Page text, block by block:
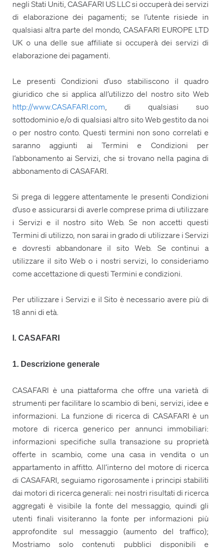
negli Stati Uniti, CASAFARI US LLC si occuperà dei servizi
di elaborazione dei pagamenti; se l’utente risiede in
qualsiasi altra parte del mondo, CASAFARI EUROPE LTD
UK o una delle sue affiliate si occuperà dei servizi di
elaborazione dei pagamenti.
Le presenti Condizioni d’uso stabiliscono il quadro
giuridico che si applica all’utilizzo del nostro sito Web
http://www.CASAFARI.com , di qualsiasi suo
sottodominio e/o di qualsiasi altro sito Web gestito da noi
o per nostro conto. Questi termini non sono correlati e
saranno aggiunti ai Termini e Condizioni per
l’abbonamento ai Servizi, che si trovano nella pagina di
abbonamento di CASAFARI.
Si prega di leggere attentamente le presenti Condizioni
d’uso e assicurarsi di averle comprese prima di utilizzare
i Servizi e il nostro sito Web. Se non accetti questi
Termini di utilizzo, non sarai in grado di utilizzare i Servizi
e dovresti abbandonare il sito Web. Se continui a
utilizzare il sito Web o i nostri servizi, lo consideriamo
come accettazione di questi Termini e condizioni.
Per utilizzare i Servizi e il Sito è necessario avere più di
18 anni di età.
I. CASAFARI
1. Descrizione generale
CASAFARI è una piattaforma che offre una varietà di
strumenti per facilitare lo scambio di beni, servizi, idee e
informazioni. La funzione di ricerca di CASAFARI è un
motore di ricerca generico per annunci immobiliari:
informazioni specifiche sulla transazione su proprietà
offerte in scambio, come una casa in vendita o un
appartamento in affitto. All’interno del motore di ricerca
di CASAFARI, seguiamo rigorosamente i principi stabiliti
dai motori di ricerca generali: nei nostri risultati di ricerca
aggregati è visibile la fonte del messaggio, quindi gli
utenti finali visiteranno la fonte per informazioni più
approfondite sul messaggio (aumento del traffico);
Mostriamo solo contenuti pubblici disponibili e